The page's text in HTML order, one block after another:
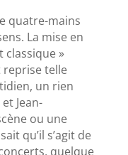
quatre-mains
La mise en
classique »
telle
un rien
Jean-
ou une
qu’il s’agit de
quelque